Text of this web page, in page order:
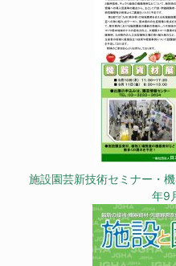
施設園芸新技術セミナー・
年9